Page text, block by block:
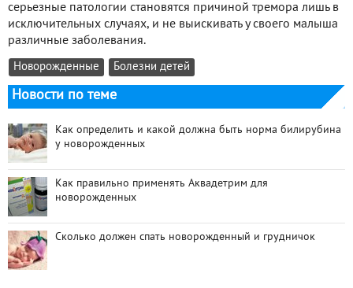
серьезные патологии становятся причиной тремора лишь в
исключительных случаях, и не выискивать у своего малыша
различные заболевания.
Новорожденные Болезни детей
Новости по теме
Как определить и какой должна быть норма билирубина
у новорожденных
Как правильно применять Аквадетрим для
новорожденных
Сколько должен спать новорожденный и грудничок